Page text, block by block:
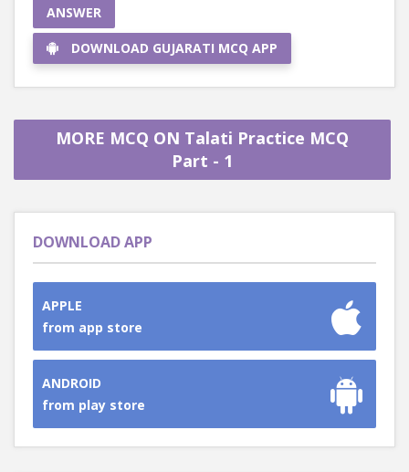
ANSWER
DOWNLOAD GUJARATI MCQ APP
MORE MCQ ON Talati Practice MCQ
Part - 1
DOWNLOAD APP
APPLE
from app store
ANDROID
from play store